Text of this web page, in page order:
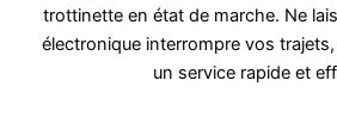
trottinette en état de marche. Ne
électronique interrompre vos
un service rapide et